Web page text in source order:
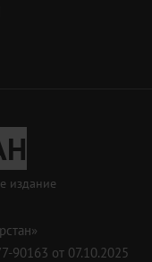
издание
90163 от 07.10.2025